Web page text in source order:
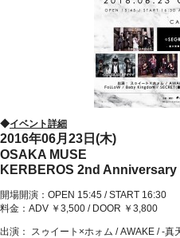
◆イベント詳細
2016年06月23日(木)
OSAKA MUSE
KERBEROS 2nd Anniversary
開場開演：OPEN 15:45 / START 16:30
料金：ADV ￥3,500 / DOOR ￥3,800
出演： スゥイート×ホォム / AWAKE / -